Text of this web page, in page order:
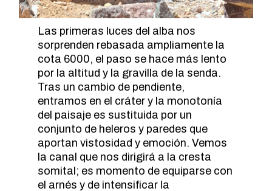
Las primeras luces del alba nos
sorprenden rebasada ampliamente la
cota 6000, el paso se hace más lento
por la altitud y la gravilla de la senda.
Tras un cambio de pendiente,
entramos en el cráter y la monotonía
del paisaje es sustituida por un
conjunto de heleros y paredes que
aportan vistosidad y emoción. Vemos
la canal que nos dirigirá a la cresta
somital; es momento de equiparse con
el arnés y de intensificar la